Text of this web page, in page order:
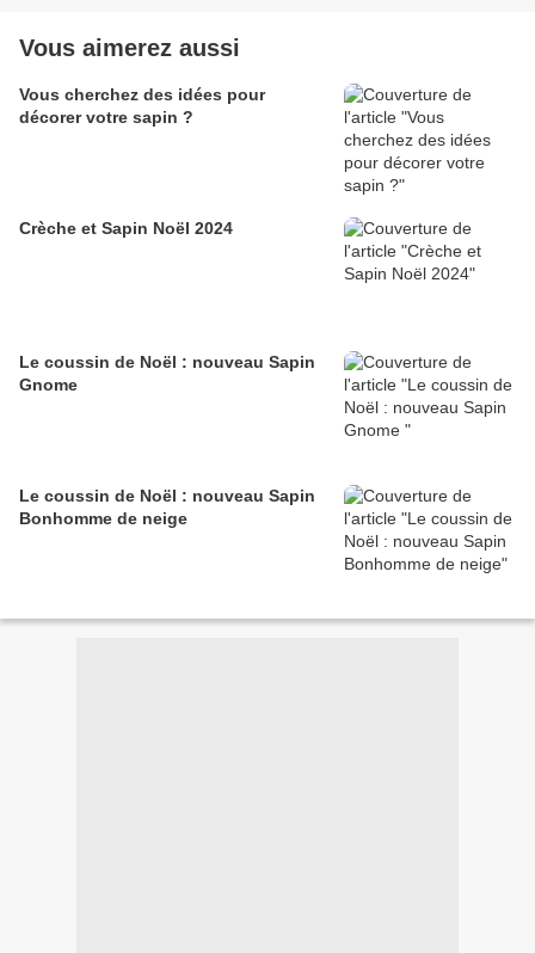
Vous aimerez aussi
Vous cherchez des idées pour
décorer votre sapin ?
Crèche et Sapin Noël 2024
Le coussin de Noël : nouveau Sapin
Gnome
Le coussin de Noël : nouveau Sapin
Bonhomme de neige